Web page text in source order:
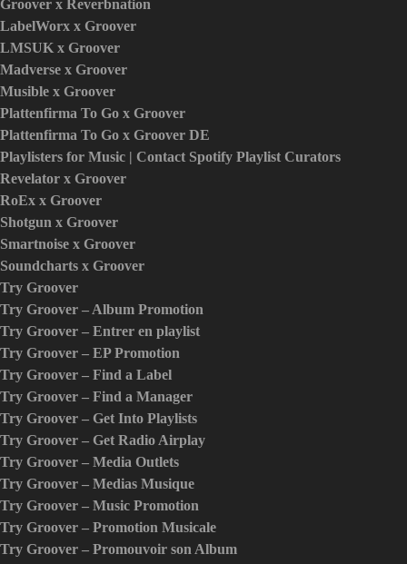
Groover x Reverbnation
LabelWorx x Groover
LMSUK x Groover
Madverse x Groover
Musible x Groover
Plattenfirma To Go x Groover
Plattenfirma To Go x Groover DE
Playlisters for Music | Contact Spotify Playlist Curators
Revelator x Groover
RoEx x Groover
Shotgun x Groover
Smartnoise x Groover
Soundcharts x Groover
Try Groover
Try Groover – Album Promotion
Try Groover – Entrer en playlist
Try Groover – EP Promotion
Try Groover – Find a Label
Try Groover – Find a Manager
Try Groover – Get Into Playlists
Try Groover – Get Radio Airplay
Try Groover – Media Outlets
Try Groover – Medias Musique
Try Groover – Music Promotion
Try Groover – Promotion Musicale
Try Groover – Promouvoir son Album